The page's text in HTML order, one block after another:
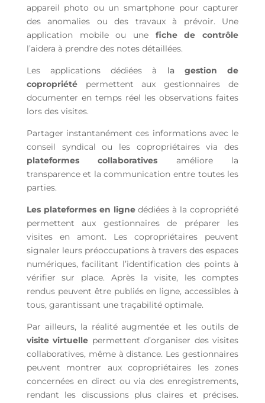
appareil photo ou un smartphone pour capturer
des anomalies ou des travaux à prévoir. Une
application mobile ou une fiche de contrôle
l’aidera à prendre des notes détaillées.
Les applications dédiées à lagestion de
copropriétépermettent aux gestionnaires de
documenter en temps réel les observations faites
lors des visites.
Partager instantanément ces informations avec le
conseil syndical ou les copropriétaires via des
plateformes collaboratives améliore la
transparence et la communication entre toutes les
parties.
Les plateformes en lignedédiées à la copropriété
permettent aux gestionnaires de préparer les
visites en amont. Les copropriétaires peuvent
signaler leurs préoccupations à travers des espaces
numériques, facilitant l’identification des points à
vérifier sur place. Après la visite, les comptes
rendus peuvent être publiés en ligne, accessibles à
tous, garantissant une traçabilité optimale.
Par ailleurs, la réalité augmentée et les outils de
visite virtuelle permettent d’organiser des visites
collaboratives, même à distance. Les gestionnaires
peuvent montrer aux copropriétaires les zones
concernées en direct ou via des enregistrements,
rendant les discussions plus claires et précises.